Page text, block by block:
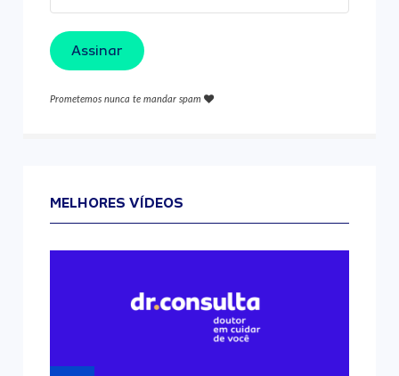
Assinar
Prometemos nunca te mandar spam
MELHORES VÍDEOS